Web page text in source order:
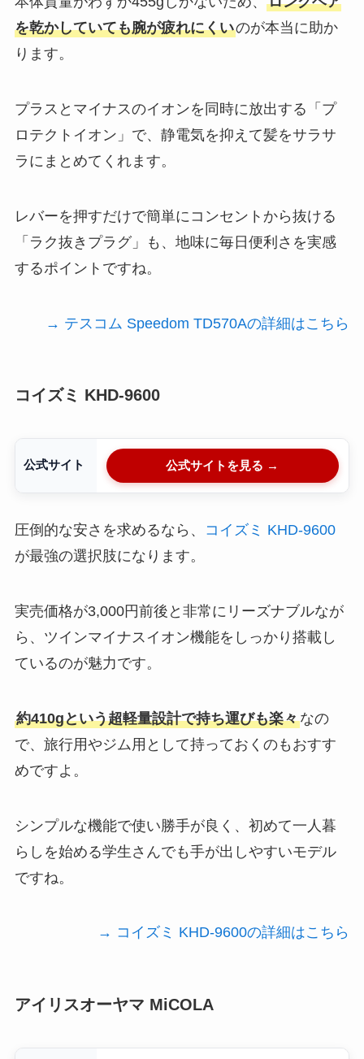
を乾かしていても腕が疲れにくいのが本当に助か
ります。
プラスとマイナスのイオンを同時に放出する「プ
ロテクトイオン」で、静電気を抑えて髪をサラサ
ラにまとめてくれます。
レバーを押すだけで簡単にコンセントから抜ける
「ラク抜きプラグ」も、地味に毎日便利さを実感
するポイントですね。
→ テスコム Speedom TD570Aの詳細はこちら
コイズミ KHD-9600
公式サイト 公式サイトを見る →
圧倒的な安さを求めるなら、
コイズミ KHD-9600
が最強の選択肢になります。
実売価格が3,000円前後と非常にリーズナブルなが
ら、ツインマイナスイオン機能をしっかり搭載し
ているのが魅力です。
約410gという超軽量設計で持ち運びも楽々なの
で、旅行用やジム用として持っておくのもおすす
めですよ。
シンプルな機能で使い勝手が良く、初めて一人暮
らしを始める学生さんでも手が出しやすいモデル
ですね。
→ コイズミ KHD-9600の詳細はこちら
アイリスオーヤマ MiCOLA